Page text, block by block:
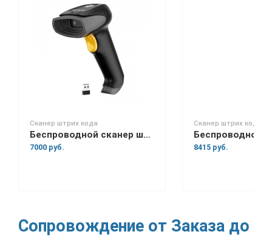
Сканер штрих кода
Беспроводной сканер штрих-кода Space Lite BT
7000 руб.
Сканер штрих кода
8415 руб.
Сопровождение от Заказа до